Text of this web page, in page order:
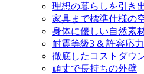
理想の暮らしを引き
家具まで標準仕様の
身体に優しい自然素
耐震等級3 & 許容応
徹底したコストダウ
頑丈で長持ちの外壁